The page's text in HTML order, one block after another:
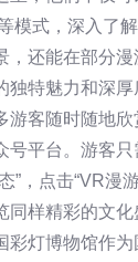
模式，深入了
，还能在部分
特魅力和深厚
游客随时随地欣
号平台。游客
”，点击“VR漫
样精彩的文化
彩灯博物馆作